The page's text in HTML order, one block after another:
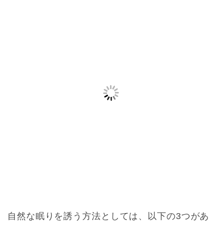
自然な眠りを誘う方法としては、以下の3つがあ